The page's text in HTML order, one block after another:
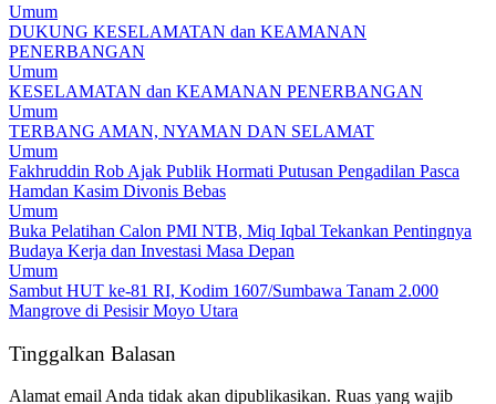
Umum
DUKUNG KESELAMATAN dan KEAMANAN
PENERBANGAN
Umum
KESELAMATAN dan KEAMANAN PENERBANGAN
Umum
TERBANG AMAN, NYAMAN DAN SELAMAT
Umum
Fakhruddin Rob Ajak Publik Hormati Putusan Pengadilan Pasca
Hamdan Kasim Divonis Bebas
Umum
Buka Pelatihan Calon PMI NTB, Miq Iqbal Tekankan Pentingnya
Budaya Kerja dan Investasi Masa Depan
Umum
Sambut HUT ke-81 RI, Kodim 1607/Sumbawa Tanam 2.000
Mangrove di Pesisir Moyo Utara
Tinggalkan Balasan
Alamat email Anda tidak akan dipublikasikan. Ruas yang wajib